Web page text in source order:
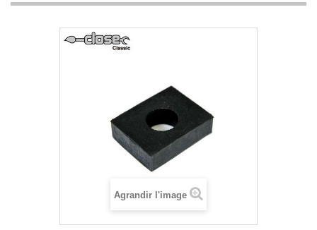
Agrandir l'image